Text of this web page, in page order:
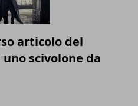
articolo del
scivolone da